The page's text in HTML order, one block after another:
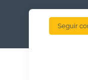
Seguir